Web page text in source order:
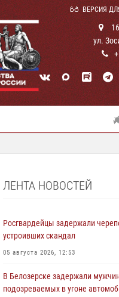
ВЕРСИЯ
ул.
ЛЕНТА НОВОСТЕЙ
Росгвардейцы задержали
устроивших скандал
05 августа 2026, 12:53
В Белозерске задержали
подозреваемых в угоне